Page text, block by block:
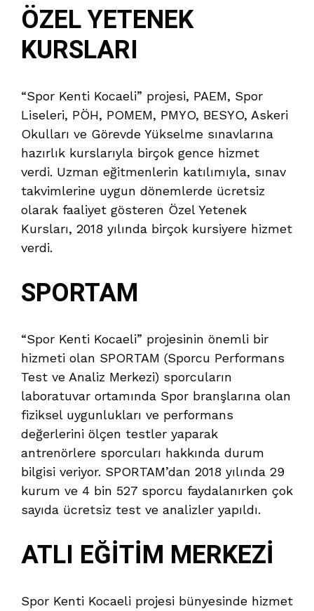
ÖZEL YETENEK
KURSLARI
“Spor Kenti Kocaeli” projesi, PAEM, Spor
Liseleri, PÖH, POMEM, PMYO, BESYO, Askeri
Okulları ve Görevde Yükselme sınavlarına
hazırlık kurslarıyla birçok gence hizmet
verdi. Uzman eğitmenlerin katılımıyla, sınav
takvimlerine uygun dönemlerde ücretsiz
olarak faaliyet gösteren Özel Yetenek
Kursları, 2018 yılında birçok kursiyere hizmet
verdi.
SPORTAM
“Spor Kenti Kocaeli” projesinin önemli bir
hizmeti olan SPORTAM (Sporcu Performans
Test ve Analiz Merkezi) sporcuların
laboratuvar ortamında Spor branşlarına olan
fiziksel uygunlukları ve performans
değerlerini ölçen testler yaparak
antrenörlere sporcuları hakkında durum
bilgisi veriyor. SPORTAM’dan 2018 yılında 29
kurum ve 4 bin 527 sporcu faydalanırken çok
sayıda ücretsiz test ve analizler yapıldı.
ATLI EĞİTİM MERKEZİ
Spor Kenti Kocaeli projesi bünyesinde hizmet